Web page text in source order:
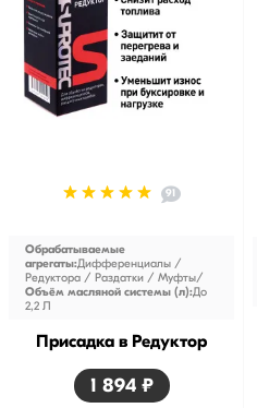
91
Обрабатываемые
агрегаты:Дифференциалы /
Редуктора / Раздатки / Муфты
Объём масляной системы (л):До
2,2 Л
Присадка в Редуктор
1 894 ₽